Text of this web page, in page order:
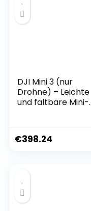
Flugzeit, QuickShots
DJI Mini 3 (nur
Drohne) – Leichte
und faltbare Mini-
min Flugzeit,
echten vertikalen
separat erhältlich.)
€398.24